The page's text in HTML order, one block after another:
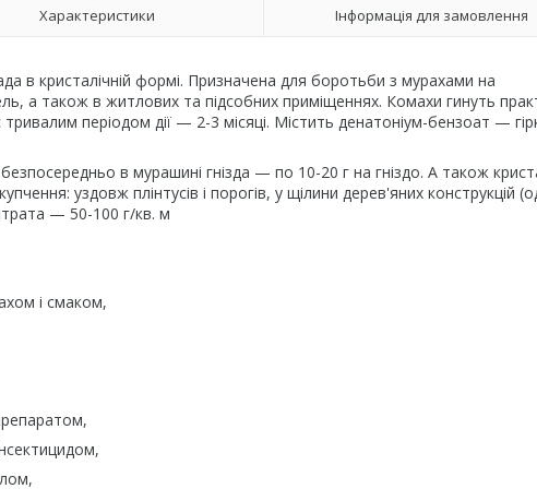
Характеристики Інформація для замовлення
в кристалічній формі. Призначена для боротьби з мурахами на
а також в житлових та підсобних приміщеннях. Комахи гинуть
тривалим періодом дії — 2-3 місяці. Містить денатоніум-бензоат —
в мурашині гнізда — по 10-20 г на гніздо. А також
уздовж плінтусів і порогів, у щілини дерев'яних конструкцій
— 50-100 г/кв. м
і смаком,